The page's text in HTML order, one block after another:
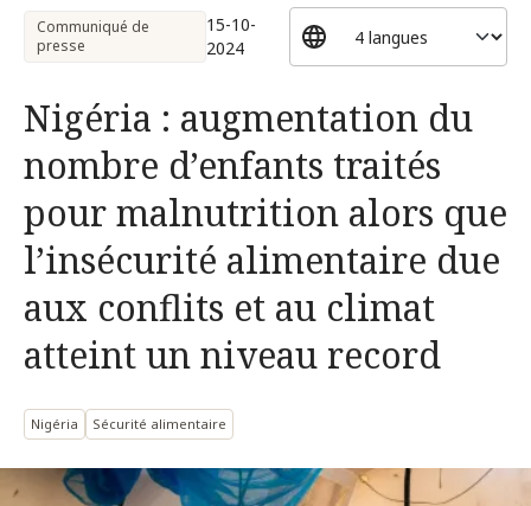
Communiqué de
presse
15-10-
2024
Nigéria : augmentation du
nombre d’enfants traités
pour malnutrition alors que
l’insécurité alimentaire due
aux conflits et au climat
atteint un niveau record
Nigéria Sécurité alimentaire